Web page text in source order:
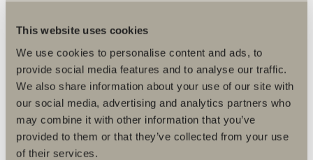
This website uses cookies
We use cookies to personalise content and ads, to
provide social media features and to analyse our traffic.
We also share information about your use of our site with
our social media, advertising and analytics partners who
may combine it with other information that you’ve
provided to them or that they’ve collected from your use
of their services.
Dubbelhäftande tejp. Rostfritt stål.
Pris: 260 kr
Finns i flera varianter
GÅ TILL PRODUKT